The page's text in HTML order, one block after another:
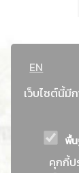
EN
เว็บไซต์นี้มี
พื้น
คุกกี้ป